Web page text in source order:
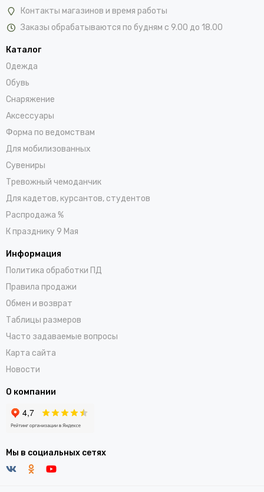
Контакты магазинов и время работы
Заказы обрабатываются по будням с 9.00 до 18.00
Каталог
Одежда
Обувь
Снаряжение
Аксессуары
Форма по ведомствам
Для мобилизованных
Сувениры
Тревожный чемоданчик
Для кадетов, курсантов, студентов
Распродажа %
К празднику 9 Мая
Информация
Политика обработки ПД
Правила продажи
Обмен и возврат
Таблицы размеров
Часто задаваемые вопросы
Карта сайта
Новости
О компании
Мы в социальных сетях